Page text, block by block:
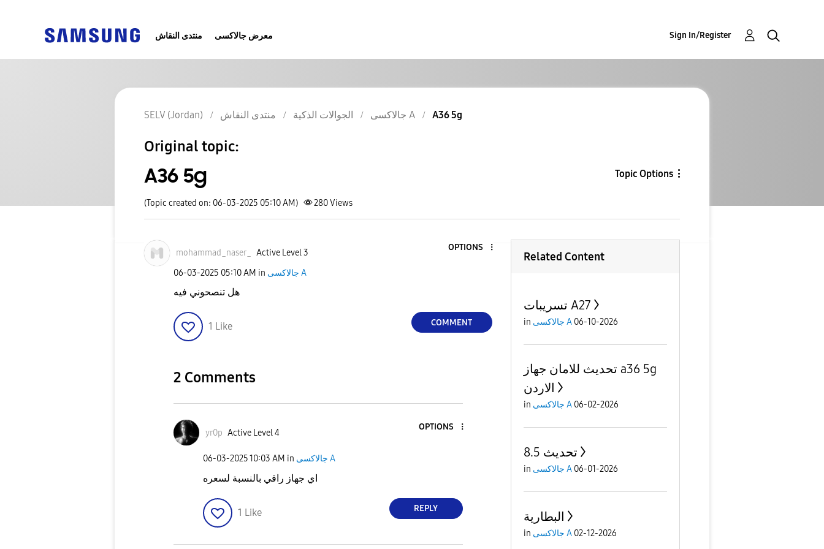
منتدى النقاش معرض جالاكسى Sign In/Register
SELV (Jordan) منتدى النقاش الجوالات الذكية جالاكسى A A36 5g
Original topic:
A36 5g Topic Options
(Topic created on: 06-03-2025 05:10 AM) 280Views
mohammad_naser_ Active Level 3
OPTIONS
‎06-03-2025 05:10 AM in جالاكسى A
1 Like COMMENT
2 Comments
yr0p Active Level 4
OPTIONS
‎06-03-202510:03 AM in جالاكسى A
اي جهاز راقي بالنسبة لسعره
1 Like REPLY
Related Content
تسريبات A27
in جالاكسى A 06-10-2026
تحديث للامان جهاز a36 5g
الاردن
in جالاكسى A 06-02-2026
تحديث 8.5
in جالاكسى A 06-01-2026
البطارية
in جالاكسى A 02-12-2026